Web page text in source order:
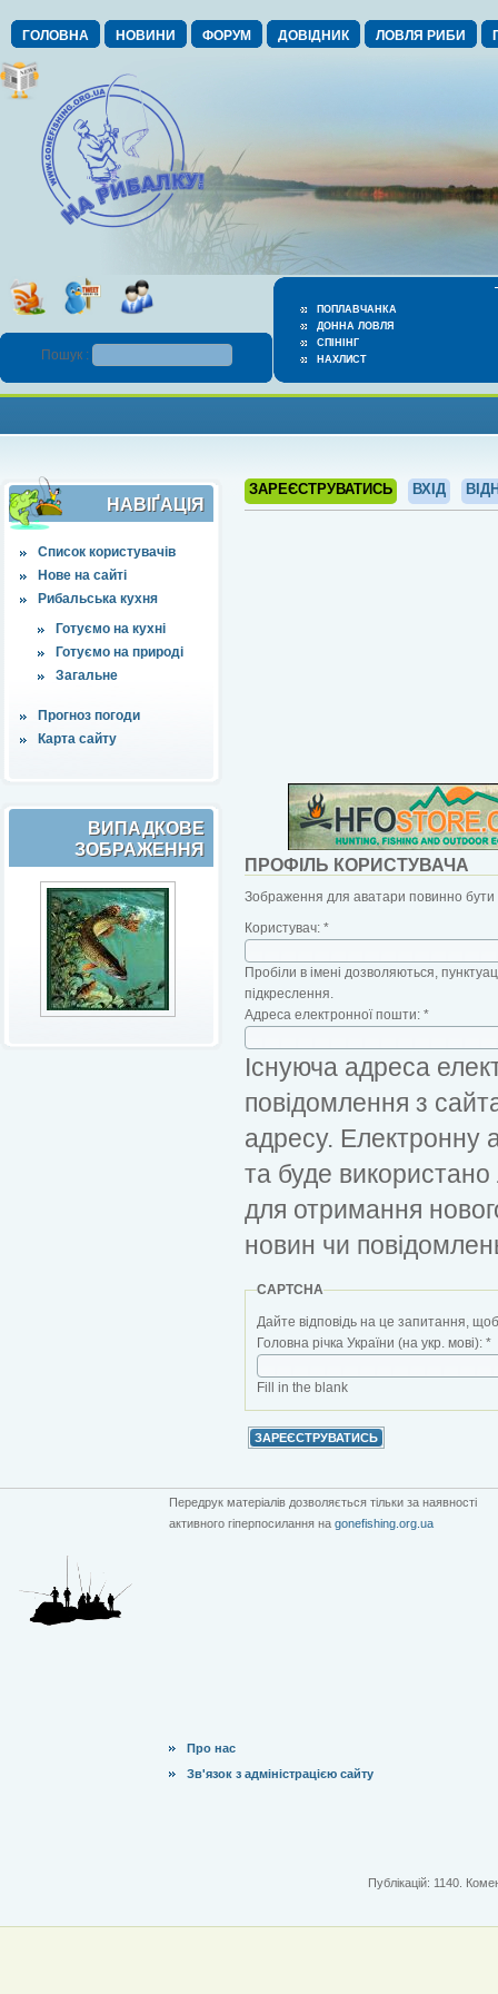
ГОЛОВНА НОВИНИ ФОРУМ ДОВІДНИК ЛОВЛЯ РИБИ
ПОПЛАВЧАНКА
ДОННА ЛОВЛЯ
СПІНІНГ
НАХЛИСТ
Пошук :
НАВІҐАЦІЯ
Список користувачів
Нове на сайті
Рибальська кухня
Готуємо на кухні
Готуємо на природі
Загальне
Прогноз погоди
Карта сайту
ВИПАДКОВЕ
ЗОБРАЖЕННЯ
ЗАРЕЄСТРУВАТИСЬ ВХІД
ПРОФІЛЬ КОРИСТУВАЧА
Зображення для аватари повинно бути
Користувач: *
Пробіли в імені дозволяються,
підкреслення.
Адреса електронної пошти: *
Існуюча адреса
повідомлення з
адресу. Електронну
та буде
для отримання
новин чи
CAPTCHA
Дайте відповідь на це запитання,
Головна річка України (на укр. мові): *
Fill in the blank
Передрук матеріалів дозволяється тільки за наявності
активного гіперпосилання на gonefishing.org.ua
Про нас
Зв'язок з адміністрацією сайту
Публікацій: 1140.